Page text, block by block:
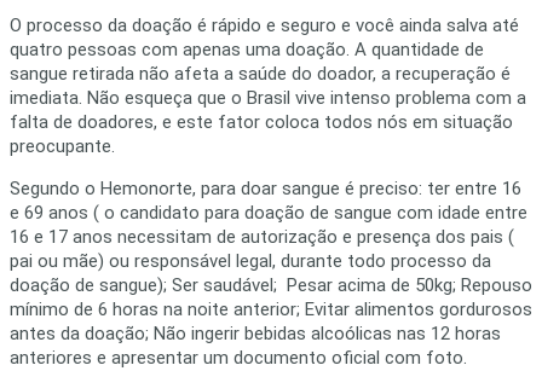
O processo da doação é rápido e seguro e você ainda salva até
quatro pessoas com apenas uma doação. A quantidade de
sangue retirada não afeta a saúde do doador, a recuperação é
imediata. Não esqueça que o Brasil vive intenso problema com a
falta de doadores, e este fator coloca todos nós em situação
preocupante.
Segundo o Hemonorte, para doar sangue é preciso: ter entre 16
e 69 anos ( o candidato para doação de sangue com idade entre
16 e 17 anos necessitam de autorização e presença dos pais (
pai ou mãe) ou responsável legal, durante todo processo da
doação de sangue); Ser saudável; Pesar acima de 50kg; Repouso
mínimo de 6 horas na noite anterior; Evitar alimentos gordurosos
antes da doação; Não ingerir bebidas alcoólicas nas 12 horas
anteriores e apresentar um documento oficial com foto.